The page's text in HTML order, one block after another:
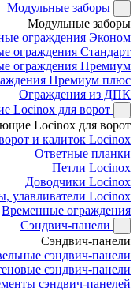
Модульные заборы
Модульные заборы
ограждения Эконом
ограждения Стандарт
ограждения Премиум
Премиум плюс
Ограждения из ДПК
Locinox для ворот
Locinox для ворот
и калиток Locinox
Ответные планки
Петли Locinox
Доводчики Locinox
улавливатели Locinox
Временные ограждения
Сэндвич-панели
Сэндвич-панели
сэндвич-панели
сэндвич-панели
сэндвич-панелей